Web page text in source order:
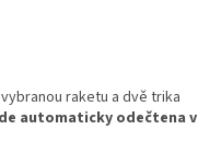
raketu a dvě trika
automaticky odečtena v